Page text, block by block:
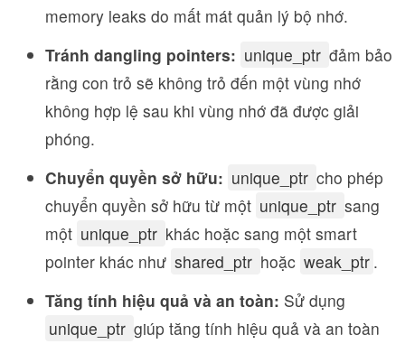
memory leaks do mất mát quản lý bộ nhớ.
Tránh dangling pointers: unique_ptr đảm bảo
rằng con trỏ sẽ không trỏ đến một vùng nhớ
không hợp lệ sau khi vùng nhớ đã được giải
phóng.
Chuyển quyền sở hữu: unique_ptr cho phép
chuyển quyền sở hữu từ một unique_ptr sang
một unique_ptr khác hoặc sang một smart
pointer khác như shared_ptr hoặc weak_ptr .
Tăng tính hiệu quả và an toàn: Sử dụng
unique_ptr giúp tăng tính hiệu quả và an toàn